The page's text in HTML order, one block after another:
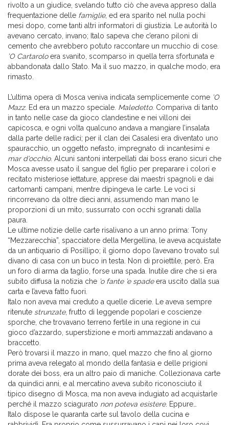
rivolto a un giudice, svelando tutto ciò che aveva appreso dalla
frequentazione delle famiglie, ed era sparito nel nulla pochi
mesi dopo, come tanti altri informatori di giustizia. Le autorità lo
avevano cercato, invano; Italo sapeva che c’erano piloni di
cemento che avrebbero potuto raccontare un mucchio di cose.
’O Cartaroloera svanito, scomparso in quella terra sfortunata e
abbandonata dallo Stato. Ma il suo mazzo, in qualche modo, era
rimasto.
L’ultima opera di Mosca veniva indicata semplicemente come ’O
Mazz. Ed era un mazzo speciale. Maledetto. Compariva di tanto
in tanto nelle case da gioco clandestine e nei villoni dei
capicosca, e ogni volta qualcuno andava a mangiare l’insalata
dalla parte delle radici; per il clan dei Casalesi era diventato uno
spauracchio, un oggetto nefasto, impregnato di incantesimi e
mar d’occhio. Alcuni santoni interpellati dai boss erano sicuri che
Mosca avesse usato il sangue del figlio per preparare i colori e
recitato misteriose iettature, apprese dai maestri spagnoli e dai
cartomanti campani, mentre dipingeva le carte. Le voci si
rincorrevano da oltre dieci anni, assumendo man mano le
proporzioni di un mito, sussurrato con occhi sgranati dalla
paura.
Le ultime notizie delle carte risalivano a un anno prima: Tony
“Mezzarecchia”, spacciatore della Mergellina, le aveva acquistate
da un antiquario di Posillipo; il giorno dopo l’avevano trovato sul
divano di casa con un buco in testa. Non di proiettile, però. Era
un foro di arma da taglio, forse una spada. Inutile dire che si era
subito diffusa la notizia che ’o fante ’e spadeera uscito dalla sua
carta e l’aveva fatto fuori.
Italo non aveva mai creduto a quelle dicerie. Le aveva sempre
ritenute strunzate, frutto di leggende popolari e coscienze
sporche, che trovavano terreno fertile in una regione in cui
gioco d’azzardo, superstizione e morti ammazzati andavano a
braccetto.
Però trovarsi il mazzo in mano, quel mazzo che fino al giorno
prima aveva relegato al mondo della fantasia e delle prigioni
dorate dei boss, era un altro paio di maniche. Collezionava carte
da quindici anni, e al mercatino aveva subito riconosciuto il
tipico disegno di Mosca, ma non aveva indugiato ad acquistarle
perché il mazzo sciagurato non poteva esistere. Eppure…
Italo dispose le quaranta carte sul tavolo della cucina e